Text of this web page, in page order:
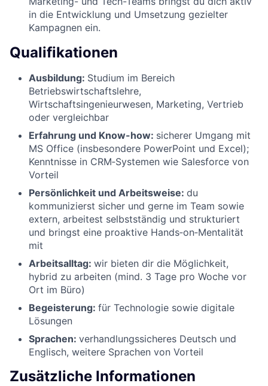
in die Entwicklung und Umsetzung gezielter
Kampagnen ein.
Qualifikationen
Ausbildung: Studium im Bereich
Betriebswirtschaftslehre,
Wirtschaftsingenieurwesen, Marketing, Vertrieb
oder vergleichbar
Erfahrung und Know-how: sicherer Umgang mit
MS Office (insbesondere PowerPoint und Excel);
Kenntnisse in CRM‑Systemen wie Salesforce von
Vorteil
Persönlichkeit und Arbeitsweise: du
kommunizierst sicher und gerne im Team sowie
extern, arbeitest selbstständig und strukturiert
und bringst eine proaktive Hands‑on‑Mentalität
mit
Arbeitsalltag: wir bieten dir die Möglichkeit,
hybrid zu arbeiten (mind. 3 Tage pro Woche vor
Ort im Büro)
Begeisterung: für Technologie sowie digitale
Lösungen
Sprachen: verhandlungssicheres Deutsch und
Englisch, weitere Sprachen von Vorteil
Zusätzliche Informationen